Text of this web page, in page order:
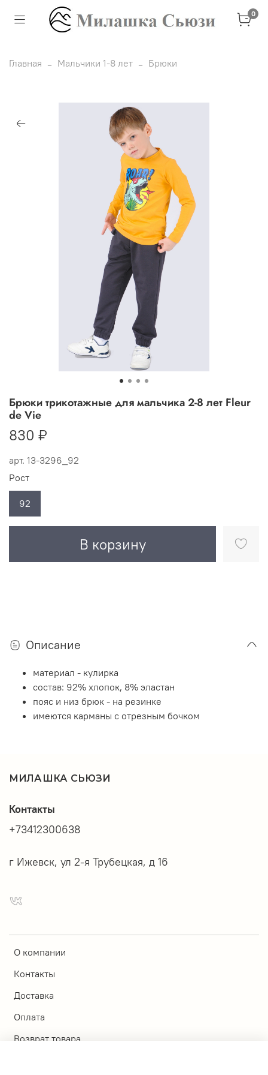
0
Главная Мальчики 1-8 лет Брюки
арт. 13-3296_92
Брюки трикотажные для мальчика 2-8 лет Fleur
de Vie
830 ₽
В корзину
Рост
92
Описание
материал - кулирка
состав: 92% хлопок, 8% эластан
пояс и низ брюк - на резинке
имеются карманы с отрезным бочком
МИЛАШКА СЬЮЗИ
О компании
Контакты
Доставка
Оплата
Возврат товара
Контакты
+73412300638
г Ижевск, ул 2-я Трубецкая, д 16